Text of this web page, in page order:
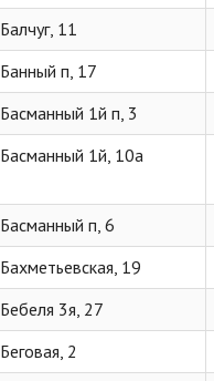
Балчуг, 11
Банный п, 17
Басманный 1й п, 3
Басманный 1й, 10а
Басманный п, 6
Бахметьевская, 19
Бебеля 3я, 27
Беговая, 2